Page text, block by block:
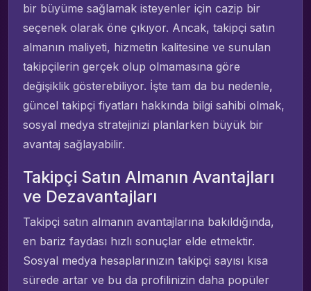
bir büyüme sağlamak isteyenler için cazip bir
seçenek olarak öne çıkıyor. Ancak, takipçi satın
almanın maliyeti, hizmetin kalitesine ve sunulan
takipçilerin gerçek olup olmamasına göre
değişiklik gösterebiliyor. İşte tam da bu nedenle,
güncel takipçi fiyatları hakkında bilgi sahibi olmak,
sosyal medya stratejinizi planlarken büyük bir
avantaj sağlayabilir.
Takipçi Satın Almanın Avantajları
ve Dezavantajları
Takipçi satın almanın avantajlarına bakıldığında,
en bariz faydası hızlı sonuçlar elde etmektir.
Sosyal medya hesaplarınızın takipçi sayısı kısa
sürede artar ve bu da profilinizin daha popüler